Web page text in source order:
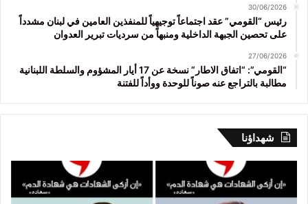
30/06/2026
رئيس “القومي” عقد اجتماعاً توجيهياً للمنفذين العامين في لبنان مشدداً
على تحصين الجبهة الداخلية ومنبهاً من سرديات تبرير العدوان
27/06/2026
“القومي”: “اتفاق الاطار” نسخة عن 17 أيار المشؤوم والسلطة اللبنانية
مطالبة بالتراجع عنه صوناً للوحدة ووأداً للفتنة
شهداؤنا